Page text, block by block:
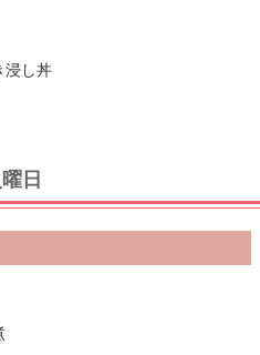
浸し丼
日